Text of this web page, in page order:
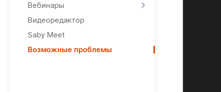
Вебинары
Видеоредактор
Saby Meet
Возможные проблемы